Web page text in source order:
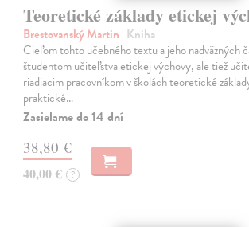
Teoretické základy etickej
Brestovanský Martin | Kniha
Cieľom tohto učebného textu a jeho nadväzných
študentom učiteľstva etickej výchovy, ale tiež
riadiacim pracovníkom v školách teoretické
praktické…
Zasielame do 14 dní
38,80 €
40,00 € ?